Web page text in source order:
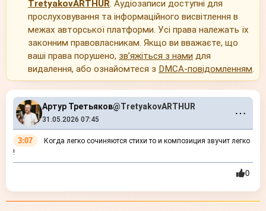
TretyakovARTHUR. Аудіозаписи доступні для
прослуховування та інформаційного висвітлення в
межах авторської платформи. Усі права належать їх
законним правовласникам. Якщо ви вважаєте, що
ваші права порушено, зв’яжіться з нами для
видалення, або ознайомтеся з DMCA-повідомленням.
Артур Третьяков@TretyakovARTHUR
31.05.2026 07:45 ⋯
3:07
Когда легко сочиняются стихи то и композиция звучит легко
!
0